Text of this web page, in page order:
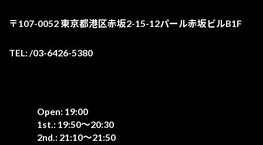
〒107-0052 東京都港区赤坂2-15-12パール赤坂ビルB1F
TEL: /03-6426-5380
Open: 19:00
1st.: 19:50〜20:30
2nd.: 21:10〜21:50